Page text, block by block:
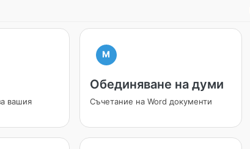
вашия
M
Обединяване на думи
Съчетание на Word документи